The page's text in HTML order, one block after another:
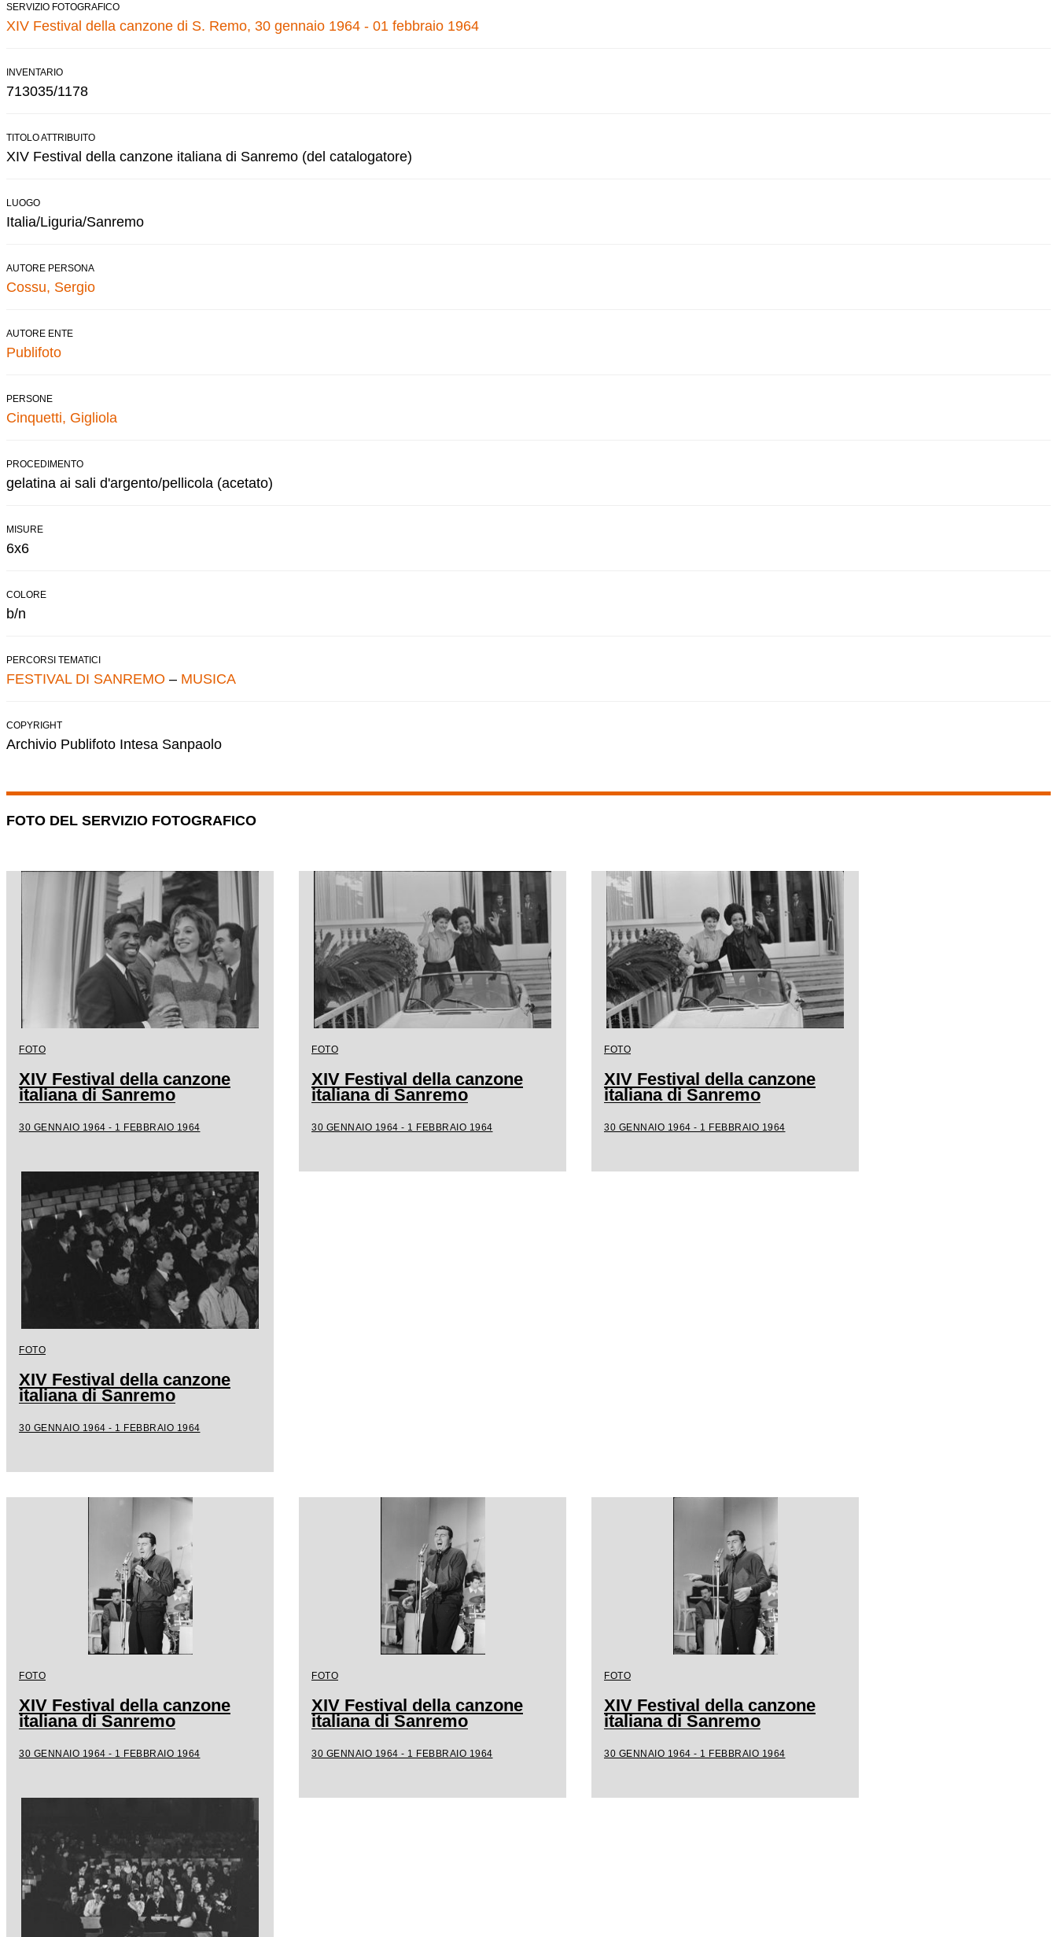
SERVIZIO FOTOGRAFICO
XIV Festival della canzone di S. Remo, 30 gennaio 1964 - 01 febbraio 1964
INVENTARIO
713035/1178
TITOLO ATTRIBUITO
XIV Festival della canzone italiana di Sanremo (del catalogatore)
LUOGO
Italia/Liguria/Sanremo
AUTORE PERSONA
Cossu, Sergio
AUTORE ENTE
Publifoto
PERSONE
Cinquetti, Gigliola
PROCEDIMENTO
gelatina ai sali d'argento/pellicola (acetato)
MISURE
6x6
COLORE
b/n
PERCORSI TEMATICI
FESTIVAL DI SANREMO – MUSICA
COPYRIGHT
Archivio Publifoto Intesa Sanpaolo
FOTO DEL SERVIZIO FOTOGRAFICO
FOTO
XIV Festival della canzone
italiana di Sanremo
30 GENNAIO 1964 - 1 FEBBRAIO 1964
FOTO
XIV Festival della canzone
italiana di Sanremo
30 GENNAIO 1964 - 1 FEBBRAIO 1964
FOTO
XIV Festival della canzone
italiana di Sanremo
30 GENNAIO 1964 - 1 FEBBRAIO 1964
FOTO
XIV Festival della canzone
italiana di Sanremo
30 GENNAIO 1964 - 1 FEBBRAIO 1964
FOTO
XIV Festival della canzone
italiana di Sanremo
30 GENNAIO 1964 - 1 FEBBRAIO 1964
FOTO
XIV Festival della canzone
italiana di Sanremo
30 GENNAIO 1964 - 1 FEBBRAIO 1964
FOTO
XIV Festival della canzone
italiana di Sanremo
30 GENNAIO 1964 - 1 FEBBRAIO 1964